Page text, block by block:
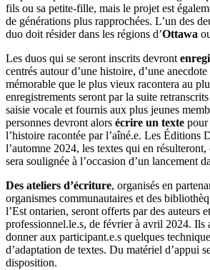
fils ou sa petite-fille, mais le projet est
de générations plus rapprochées. L’un des
duo doit résider dans les régions d’Ottawa
Les duos qui se seront inscrits devront
centrés autour d’une histoire, d’une
mémorable que le plus vieux racontera au
enregistrements seront par la suite
saisie vocale et fournis aux plus jeunes
personnes devront alors écrire un texte pour
l’histoire racontée par l’aîné.e. Les Éditions
l’automne 2024, les textes qui en
sera soulignée à l’occasion d’un lancement
Des ateliers d’écriture, organisés en
organismes communautaires et des
l’Est ontarien, seront offerts par des auteurs
professionnel.le.s, de février à avril 2024. Ils
donner aux participant.e.s quelques
d’adaptation de textes. Du matériel d’appui
disposition.